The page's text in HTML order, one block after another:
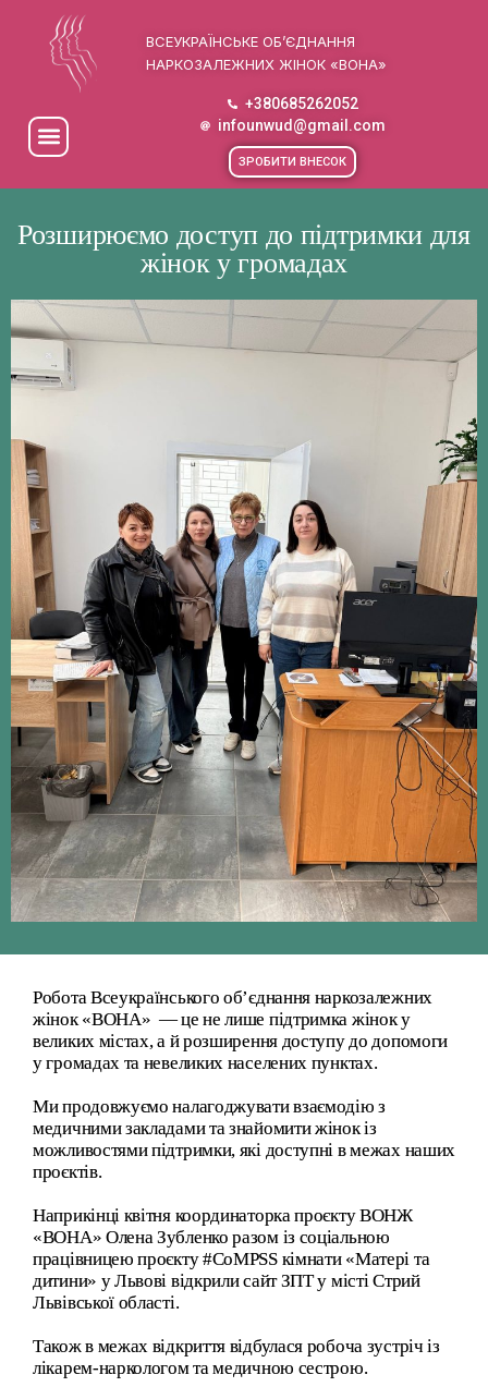
ВСЕУКРАЇНСЬКЕ ОБ’ЄДНАННЯ
НАРКОЗАЛЕЖНИХ ЖІНОК «ВОНА»
+380685262052
infounwud@gmail.com
ЗРОБИТИ ВНЕСОК
Розширюємо доступ до підтримки для
жінок у громадах
Робота Всеукраїнського об’єднання наркозалежних
жінок «ВОНА» — це не лише підтримка жінок у
великих містах, а й розширення доступу до допомоги
у громадах та невеликих населених пунктах.
Ми продовжуємо налагоджувати взаємодію з
медичними закладами та знайомити жінок із
можливостями підтримки, які доступні в межах наших
проєктів.
Наприкінці квітня координаторка проєкту ВОНЖ
«ВОНА» Олена Зубленко разом із соціальною
працівницею проєкту #СoMPSS кімнати «Матері та
дитини» у Львові відкрили сайт ЗПТ у місті Стрий
Львівської області.
Також в межах відкриття відбулася робоча зустріч із
лікарем-наркологом та медичною сестрою.